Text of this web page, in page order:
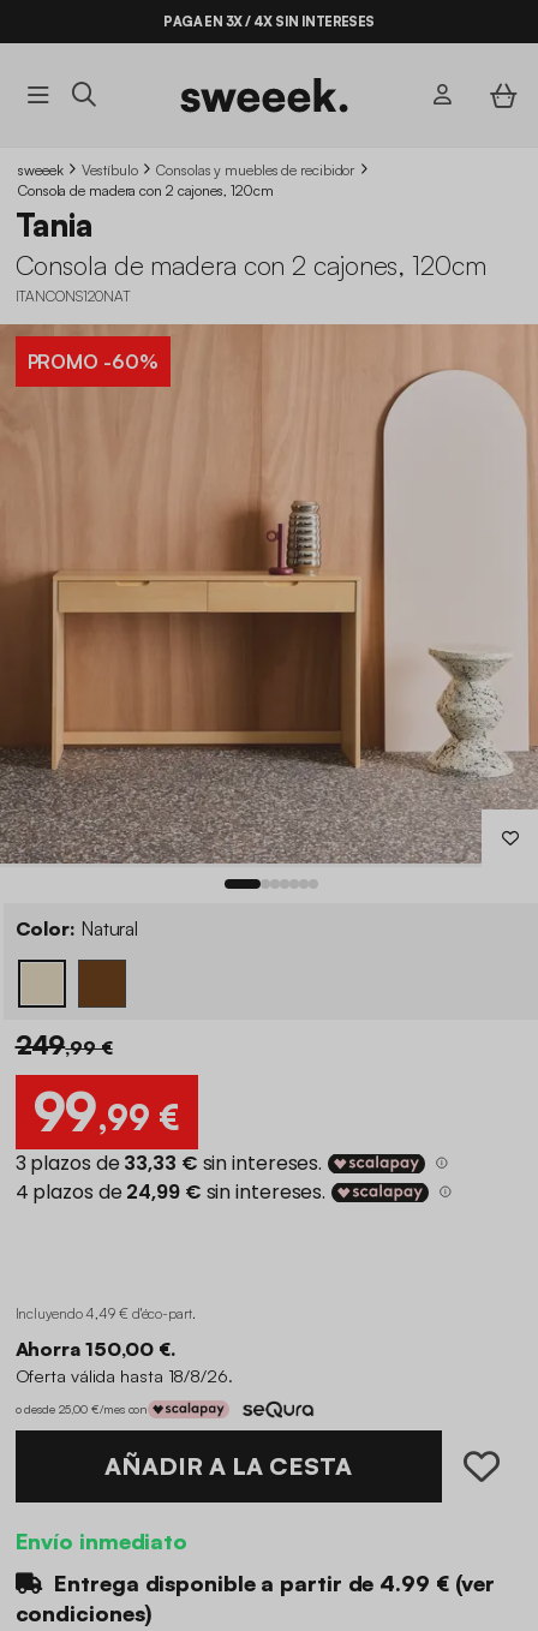
PAGA EN 3X / 4X SIN INTERESES
sweeek Vestíbulo
Consolas y muebles de recibidor
Consola de madera con 2 cajones, 120cm
Tania
Consola de madera con 2 cajones, 120cm
ITANCONS120NAT
PROMO -60%
Color: Natural
249,99 €
99,99 €
Incluyendo 4,49 € d'éco-part.
Ahorra 150,00 €.
Oferta válida hasta 18/8/26.
o desde 25,00 €/mes con
AÑADIR A LA CESTA
Envío inmediato
Entrega disponible a partir de 4.99 €(ver
condiciones)